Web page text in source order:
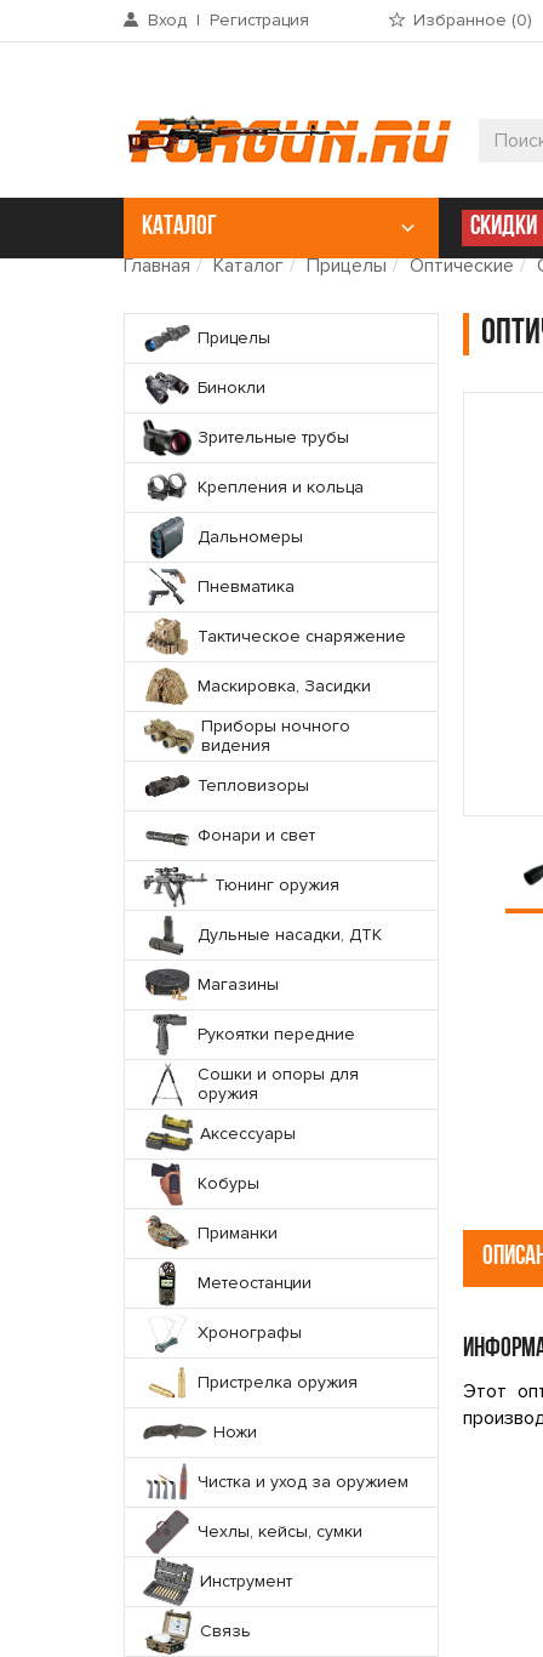
Вход | Регистрация Избранное (0)
КАТАЛОГ СКИДКИ
Главная Каталог Прицелы Оптические
Прицелы
Бинокли
Зрительные трубы
Крепления и кольца
Дальномеры
Пневматика
Тактическое снаряжение
Маскировка, Засидки
Приборы ночного
видения
Тепловизоры
Фонари и свет
Тюнинг оружия
Дульные насадки, ДТК
Магазины
Рукоятки передние
Сошки и опоры для
оружия
Аксессуары
Кобуры
Приманки
Метеостанции
Хронографы
Пристрелка оружия
Ножи
Чистка и уход за оружием
Чехлы, кейсы, сумки
Инструмент
Связь
Этот